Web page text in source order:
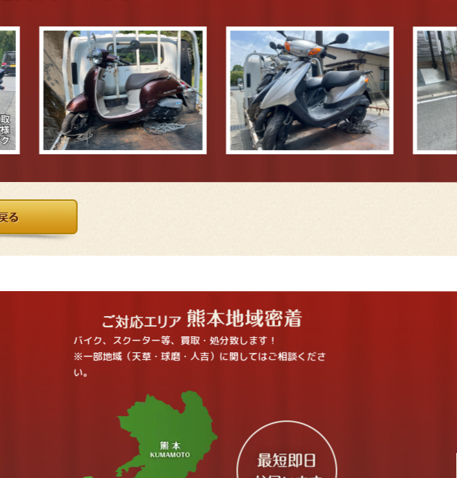
バイク、スクーター等、買取・処分致します！
※一部地域（天草・球磨・人吉）に関してはご相談くださ
い。